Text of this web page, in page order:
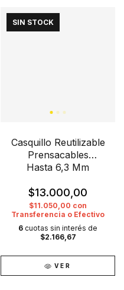
SIN STOCK
Casquillo Reutilizable
Prensacables
Hasta 6,3 Mm
$13.000,00
$11.050,00 con
Transferencia o Efectivo
6 cuotas sin interés de
$2.166,67
VER